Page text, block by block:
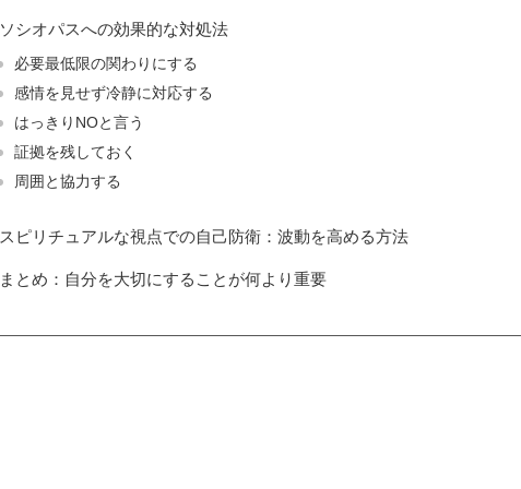
ソシオパスへの効果的な対処法
必要最低限の関わりにする
感情を見せず冷静に対応する
はっきりNOと言う
証拠を残しておく
周囲と協力する
スピリチュアルな視点での自己防衛：波動を高める方法
まとめ：自分を大切にすることが何より重要